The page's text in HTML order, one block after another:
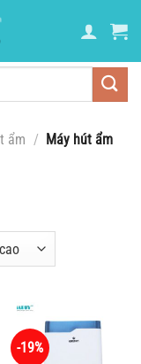
ẩm / Máy hút ẩm
-19%